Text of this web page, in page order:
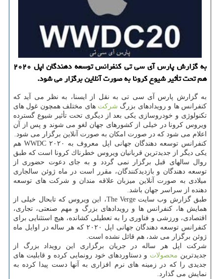
به گزارش پارس آی سی تی كنفرانس توسعه دهندگان اپل ۲۰۲۰
هم تحت تأثیر شیوع كرونا به صورت آنلاین برگزار می شود.
به گزارش پارس آی سی تی به نقل از ایسنا، به نظر می آید كه
كنفرانس ها و رویدادهای بزرگ شركت های مختلف همچون غول های
تكنولوژی و خودروسازی یكی بعد از دیگری تحت تأثیر شیوع گسترده
ویروس كرونا در خیلی از كشورهای جهان لغو می شوند و پس از آن
اعلام می شود كه در صورت امكان به صورت آنلاین برگزار می شود.
كنفرانس توسعه دهندگان جهانی اپل معروف به WWDC ۲۰۲۰ هم
یكی دیگر از جدیدترین قربانیان ویروس خطرناك كرونا است كه طبق
روال سالهای قبل برگزار نمی گردد و به جای دعوت حضوری از
توسعه دهندگان و بازدیدكنندگان، مقرر است در ماه ژوئن سالجاری
میلادی به صورت آنلاین میزبان علاقه مندان و شركت های توسعه
دهنده از سراسر جهان باشد.
طبق گزارش وب سایت The Verge، این ویروس كه تابحال خیلی از
همایش ها، كنفرانس ها و رویدادهای بزرگ و مهم صنعتی، تجاری،
اقتصادی، ورزشی و فناوری را به تعطیلی كشانده، هیچ استثنایی برای
كنفرانس توسعه دهندگان جهانی اپل ۲۰۲۰ كه هر ساله در اوایل ماه
ژوئن برگزار می شد، هم قائل نشده است.
شركت اپل هر ساله در جریان برگزاری این رویداد بزرگ از
جدیدترین محصولات و دستاوردهای خود رونمایی كرده و قابلیت های
جدیدی را كه در زمینه های نرم افزاری به آنها دست پیدا كرده به
نمایش می گذارد.